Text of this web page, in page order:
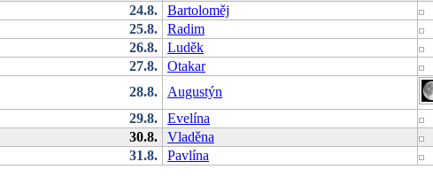
24.8. Bartoloměj
25.8. Radim
26.8. Luděk
27.8. Otakar
28.8. Augustýn
29.8. Evelína
30.8. Vladěna
31.8. Pavlína